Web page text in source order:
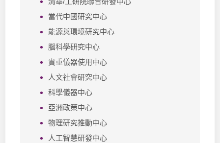
當代中國研究中心
能源與環境研究中心
腦科學研究中心
貴重儀器使用中心
人文社會研究中心
科學儀器中心
亞洲政策中心
物理研究推動中心
人工智慧研發中心